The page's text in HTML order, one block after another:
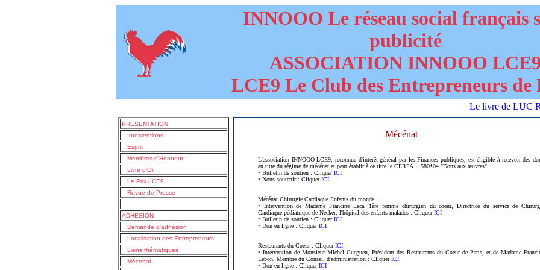
INNOOO Le réseau social français
publicité
ASSOCIATION INNOOO
LCE9 Le Club des Entrepreneurs de
Le livre de LUC
PRESENTATION
Interventions
Esprit
Membres d'Honneur
Livre d'Or
Le Prix LCE9
Revue de Presse
ADHESION
Demande d'adhésion
Localisation des Entrepreneurs
Liens thématiques
Mécénat
Mécénat
L'association INNOOO LCE9, reconnue d'intérêt général par les Finances publiques, est éligible à recevoir des
au titre du régime de mécénat et peut établir à ce titre le CERFA 11580*04 "Dons aux œuvres"
• Bulletin de soutien : CliquerICI
• Nous soutenir : CliquerICI
Mécénat Chirurgie Cardiaque Enfants du monde :
• Intervention de Madame Francine Leca, 1ère femme chirurgien du coeur, Directrice du service de
Cardiaque pédiatrique de Necker, l'hôpital des enfants malades : CliquerICI
• Bulletin de soutien : CliquerICI
• Don en ligne : CliquerICI
Restaurants du Coeur : CliquerICI
• Intervention de Monsieur Michel Gueguen, Président des Restaurants du Coeur de Paris, et de Madame
Lebon, Membre du Conseil d'administration : CliquerICI
• Don en ligne : CliquerICI